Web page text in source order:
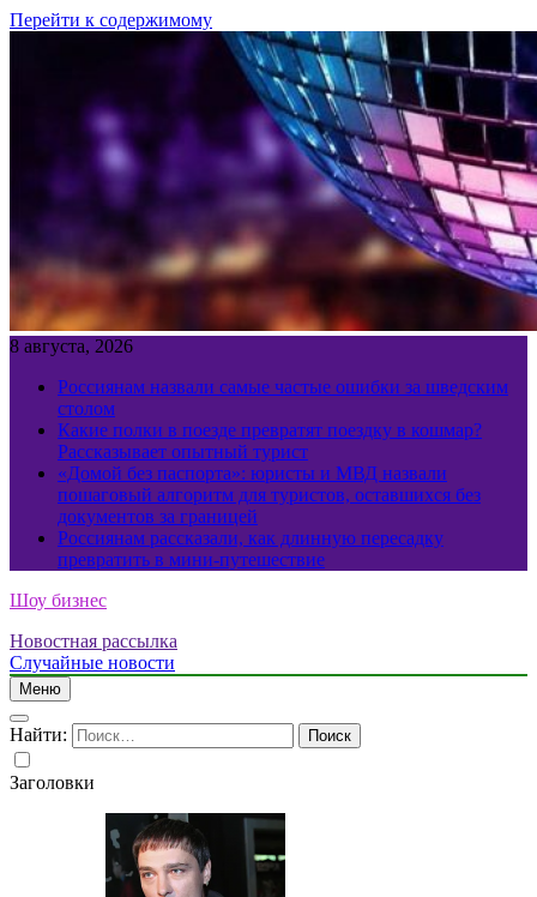
Перейти к содержимому
8 августа, 2026
Россиянам назвали самые частые ошибки за шведским
столом
Какие полки в поезде превратят поездку в кошмар?
Рассказывает опытный турист
«Домой без паспорта»: юристы и МВД назвали
пошаговый алгоритм для туристов, оставшихся без
документов за границей
Россиянам рассказали, как длинную пересадку
превратить в мини-путешествие
Шоу бизнес
Новостная рассылка
Случайные новости
Меню
Найти:
Заголовки